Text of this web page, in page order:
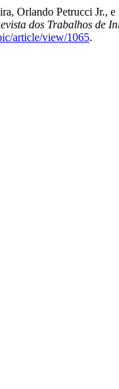
Orlando Petrucci Jr.,
dos Trabalhos de
article/view/1065.